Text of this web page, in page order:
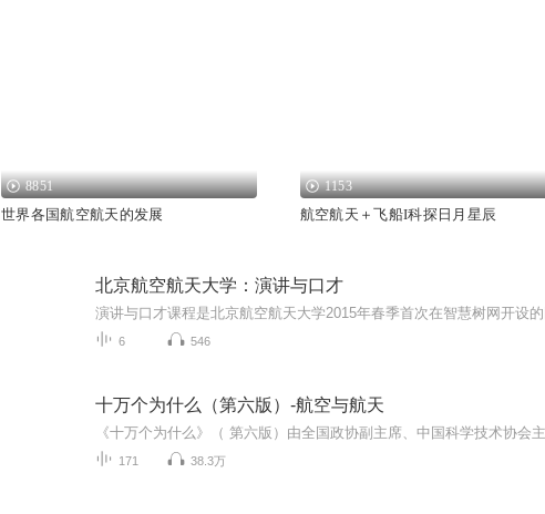
8851
世界各国航空航天的发展
1153
航空航天＋飞船I科探日月星辰
北京航空航天大学：演讲与口才
6 546
十万个为什么（第六版）-航空与航天
171 38.3万